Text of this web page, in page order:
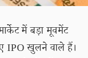
में बड़ा मूवमेंट
IPO खुलने वाले हैं।